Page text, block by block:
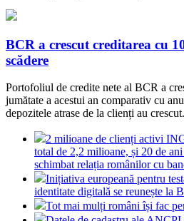
BCR a crescut creditarea cu
scădere
Portofoliul de credite nete al BCR a
jumătate a acestui an comparativ cu
depozitele atrase de la clienți au
2 milioane de clienți activi
total de 2,2 milioane, și 20 de
schimbat relația românilor cu
Inițiativa europeană pentru
identitate digitală se reunește la
Tot mai mulți români își fac